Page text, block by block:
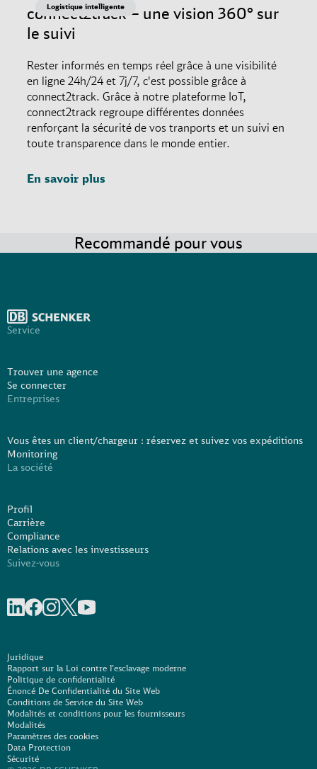
connect2track – une vision 360° sur
le suivi
Rester informés en temps réel grâce à une visibilité
en ligne 24h/24 et 7j/7, c'est possible grâce à
connect2track. Grâce à notre plateforme IoT,
connect2track regroupe différentes données
renforçant la sécurité de vos tranports et un suivi en
toute transparence dans le monde entier.
En savoir plus
Logistique intelligente
Recommandé pour vous
Service
Trouver une agence
Se connecter
Entreprises
Vous êtes un client/chargeur : réservez et suivez vos expéditions
Monitoring
La société
Profil
Carrière
Compliance
Relations avec les investisseurs
Suivez-vous
Juridique
Rapport sur la Loi contre l’esclavage moderne
Politique de confidentialité
Énoncé De Confidentialité du Site Web
Conditions de Service du Site Web
Modalités et conditions pour les fournisseurs
Modalités
Paramètres des cookies
Data Protection
Sécurité